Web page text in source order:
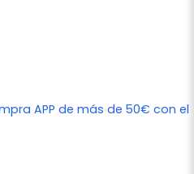
APP de más de 50€ con el